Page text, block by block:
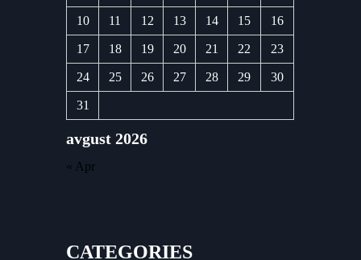
avgust 2026
10 11 12 13 14 15 16
17 18 19 20 21 22 23
24 25 26 27 28 29 30
31
« Apr
CATEGORIES